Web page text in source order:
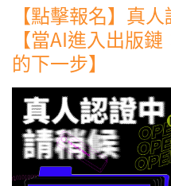
【點擊報名】真
【當AI進入出版
的下一步】